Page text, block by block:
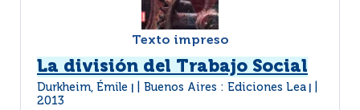
Texto impreso
La división del Trabajo Social
Durkheim, Émile Buenos Aires : Ediciones Lea
2013